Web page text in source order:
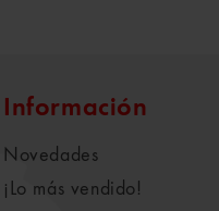
Información
Novedades
¡Lo más vendido!